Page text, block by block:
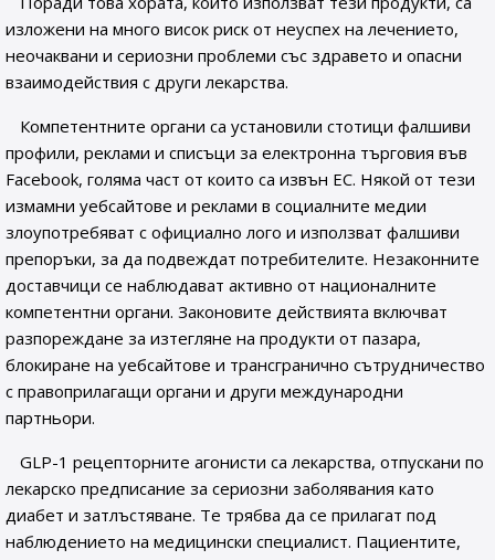
изложени на много висок риск от неуспех на лечението,
неочаквани и сериозни проблеми със здравето и опасни
взаимодействия с други лекарства.
Компетентните органи са установили стотици фалшиви
профили, реклами и списъци за електронна търговия във
Facebook, голяма част от които са извън ЕС. Някой от тези
измамни уебсайтове и реклами в социалните медии
злоупотребяват с официално лого и използват фалшиви
препоръки, за да подвеждат потребителите. Незаконните
доставчици се наблюдават активно от националните
компетентни органи. Законовите действията включват
разпореждане за изтегляне на продукти от пазара,
блокиране на уебсайтове и трансгранично сътрудничество
с правоприлагащи органи и други международни
партньори.
GLP-1 рецепторните агонисти са лекарства, отпускани по
лекарско предписание за сериозни заболявания като
диабет и затлъстяване. Те трябва да се прилагат под
наблюдението на медицински специалист. Пациентите,